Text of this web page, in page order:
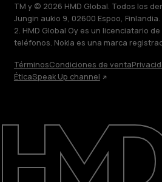
Reparar, reutilizar, reciclar
Sostenibilidad
Soporte
Latin America
TM y © 2026 HMD Global. Todos los
Jungin aukio 9, 02600 Espoo,
2. HMD Global Oy es un licenciatario
teléfonos. Nokia es una marca
TérminosCondiciones de venta
ÉticaSpeak Up channel